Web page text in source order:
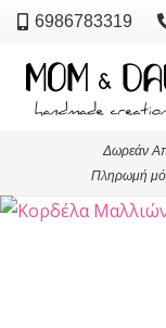
6986783319
Δωρεάν
Πληρωμή